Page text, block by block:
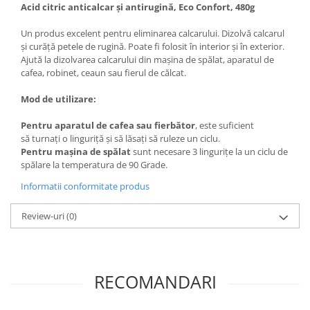
Articole menaj ECO NATURAL si
materiale reciclate
Eco logical
Produse lichide certificare Eco Cert
Eco Confort
Fose Septice & Întreținere
Eco Confort
BioZone
Epur
Home&Deco
Curatenie & Intretinere Exterior
Acid citric anticalcar și antirugină, Eco Confort, 480g
Un produs excelent pentru eliminarea calcarului. Dizolvă calcarul
și curăță petele de rugină. Poate fi folosit în interior și în exterior.
Ajută la dizolvarea calcarului din mașina de spălat, aparatul de
cafea, robinet, ceaun sau fierul de călcat.
Mod de utilizare:
Pentru aparatul de cafea sau fierbător, este suficient
să turnați o linguriță și să lăsați să ruleze un ciclu.
Pentru mașina de spălatsunt necesare 3 lingurițe la un ciclu de
spălare la temperatura de 90 Grade.
Informatii conformitate produs
Review-uri(0)
RECOMANDARI